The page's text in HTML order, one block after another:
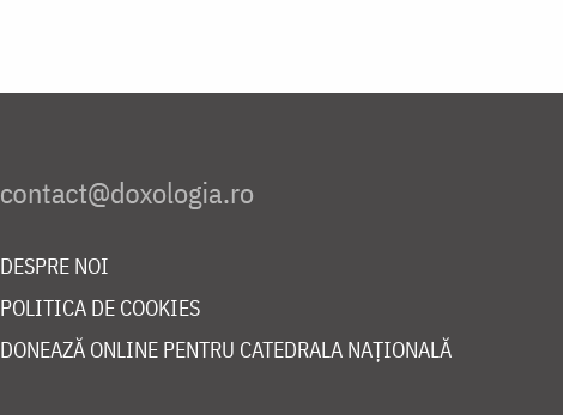
DESPRE NOI
POLITICA DE COOKIES
DONEAZĂ ONLINE PENTRU CATEDRALA NAȚIONALĂ